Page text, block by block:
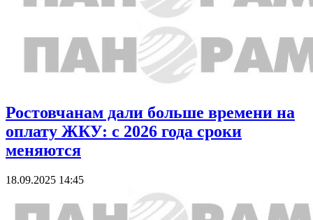
Ростовчанам дали больше времени на
оплату ЖКУ: с 2026 года сроки
меняются
18.09.2025 14:45